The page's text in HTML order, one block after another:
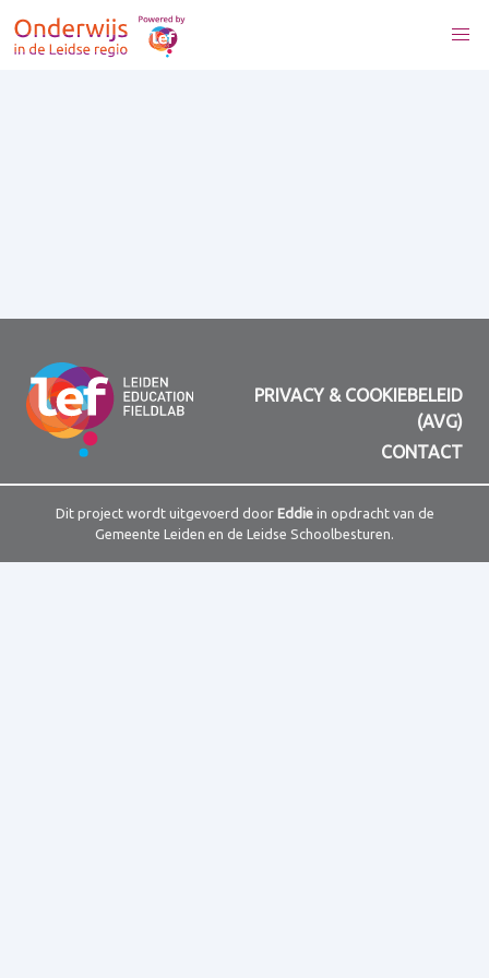
PRIVACY & COOKIEBELEID
(AVG)
CONTACT
Dit project wordt uitgevoerd door Eddiein opdracht van de
Gemeente Leiden en de Leidse Schoolbesturen.